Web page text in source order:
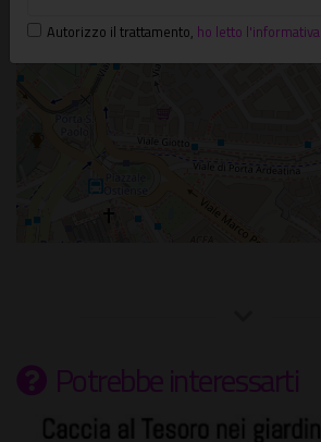
Potrebbe interessarti
Autorizzo il trattamento, ho letto l'informativa